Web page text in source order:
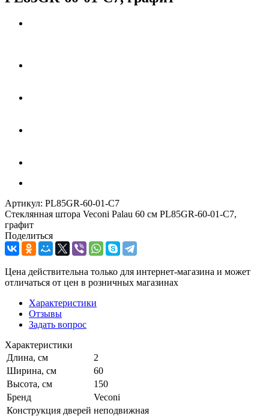
Артикул: PL85GR-60-01-C7
Стеклянная штора Veconi Palau 60 см PL85GR-60-01-C7,
графит
Поделиться
Цена действительна только для интернет-магазина и может
отличаться от цен в розничных магазинах
Характеристики
Отзывы
Задать вопрос
Характеристики
Длина, см
2
Ширина, см
60
Высота, см
150
Бренд
Veconi
Конструкция дверей неподвижная